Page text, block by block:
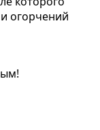
огорчений